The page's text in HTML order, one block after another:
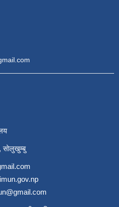
साेलुखुम्बु